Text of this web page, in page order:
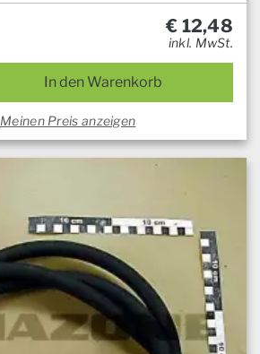
€ 12,48
inkl. MwSt.
In den Warenkorb
Meinen Preis anzeigen